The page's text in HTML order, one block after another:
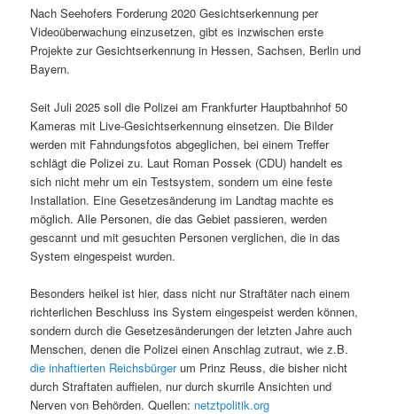
Nach Seehofers Forderung 2020 Gesichtserkennung per
Videoüberwachung einzusetzen, gibt es inzwischen erste
Projekte zur Gesichtserkennung in Hessen, Sachsen, Berlin und
Bayern.
Seit Juli 2025 soll die Polizei am Frankfurter Hauptbahnhof 50
Kameras mit Live-Gesichtserkennung einsetzen. Die Bilder
werden mit Fahndungsfotos abgeglichen, bei einem Treffer
schlägt die Polizei zu. Laut Roman Possek (CDU) handelt es
sich nicht mehr um ein Testsystem, sondern um eine feste
Installation. Eine Gesetzesänderung im Landtag machte es
möglich. Alle Personen, die das Gebiet passieren, werden
gescannt und mit gesuchten Personen verglichen, die in das
System eingespeist wurden.
Besonders heikel ist hier, dass nicht nur Straftäter nach einem
richterlichen Beschluss ins System eingespeist werden können,
sondern durch die Gesetzesänderungen der letzten Jahre auch
Menschen, denen die Polizei einen Anschlag zutraut, wie z.B.
die inhaftierten Reichsbürgerum Prinz Reuss, die bisher nicht
durch Straftaten auffielen, nur durch skurrile Ansichten und
Nerven von Behörden. Quellen: netztpolitik.org